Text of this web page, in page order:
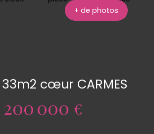
+ de photos
cœur CARMES
200 000 €